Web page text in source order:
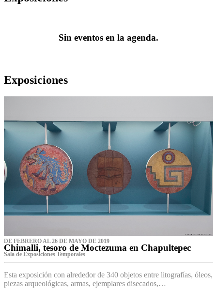
Sin eventos en la agenda.
Exposiciones
DE FEBRERO AL 26 DE MAYO DE 2019
Chimalli, tesoro de Moctezuma en Chapultepec
Sala de Exposiciones Temporales
Esta exposición con alrededor de 340 objetos entre litografías, óleos,
piezas arqueológicas, armas, ejemplares disecados,…